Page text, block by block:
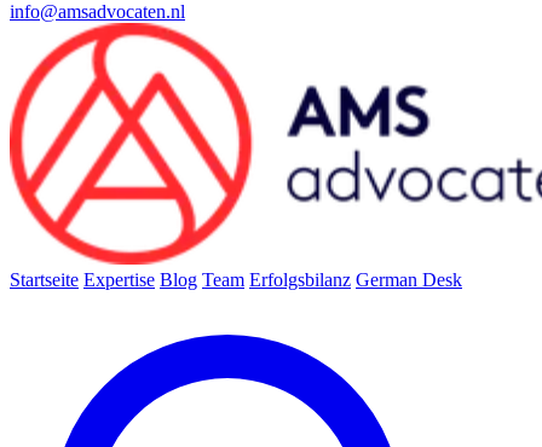
info@amsadvocaten.nl
Startseite Expertise Blog Team Erfolgsbilanz German Desk